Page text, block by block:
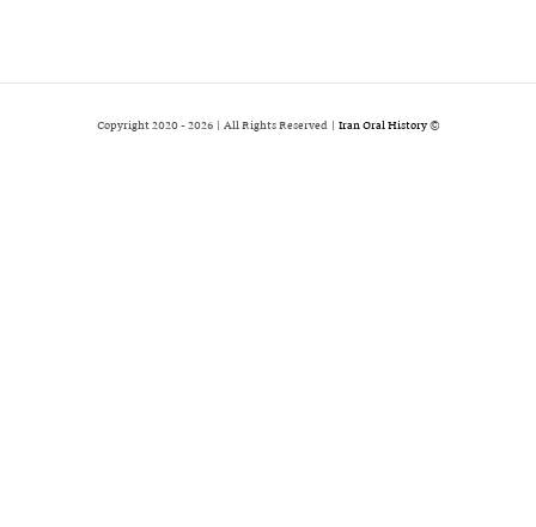
© Copyright 2020 -
2026 | All Rights Reserved | Iran Oral History